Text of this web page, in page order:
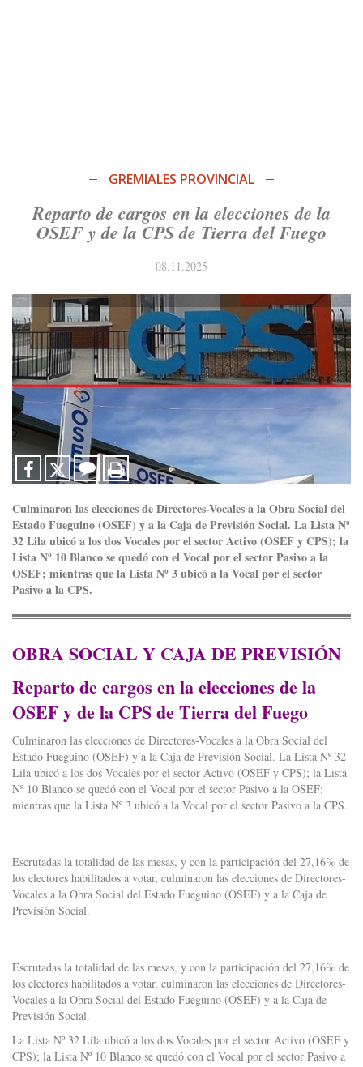
GREMIALES PROVINCIAL
Reparto de cargos en la elecciones de la
OSEF y de la CPS de Tierra del Fuego
08.11.2025
Culminaron las elecciones de Directores-Vocales a la Obra Social del
Estado Fueguino (OSEF) y a la Caja de Previsión Social. La Lista Nº
32 Lila ubicó a los dos Vocales por el sector Activo (OSEF y CPS); la
Lista Nº 10 Blanco se quedó con el Vocal por el sector Pasivo a la
OSEF; mientras que la Lista Nº 3 ubicó a la Vocal por el sector
Pasivo a la CPS.
OBRA SOCIAL Y CAJA DE PREVISIÓN
Reparto de cargos en la elecciones de la
OSEF y de la CPS de Tierra del Fuego
Culminaron las elecciones de Directores-Vocales a la Obra Social del
Estado Fueguino (OSEF) y a la Caja de Previsión Social. La Lista Nº 32
Lila ubicó a los dos Vocales por el sector Activo (OSEF y CPS); la Lista
Nº 10 Blanco se quedó con el Vocal por el sector Pasivo a la OSEF;
mientras que la Lista Nº 3 ubicó a la Vocal por el sector Pasivo a la CPS.
Escrutadas la totalidad de las mesas, y con la participación del 27,16% de
los electores habilitados a votar, culminaron las elecciones de Directores-
Vocales a la Obra Social del Estado Fueguino (OSEF) y a la Caja de
Previsión Social.
Escrutadas la totalidad de las mesas, y con la participación del 27,16% de
los electores habilitados a votar, culminaron las elecciones de Directores-
Vocales a la Obra Social del Estado Fueguino (OSEF) y a la Caja de
Previsión Social.
La Lista Nº 32 Lila ubicó a los dos Vocales por el sector Activo (OSEF y
CPS); la Lista Nº 10 Blanco se quedó con el Vocal por el sector Pasivo a